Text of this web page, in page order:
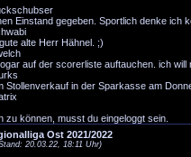
Einstand gegeben. Sportlich denke ich
alte Herr Hähnel. ;)
auf der scorerliste auftauchen. ich
Stollenverkauf in der Sparkasse am
zu können, musst du eingeloggt sein.
Ost 2021/2022
20.03.22, 18:11 Uhr)